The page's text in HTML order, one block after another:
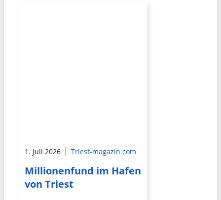
1. Juli 2026 Triest-magazin.com
Millionenfund im Hafen
von Triest